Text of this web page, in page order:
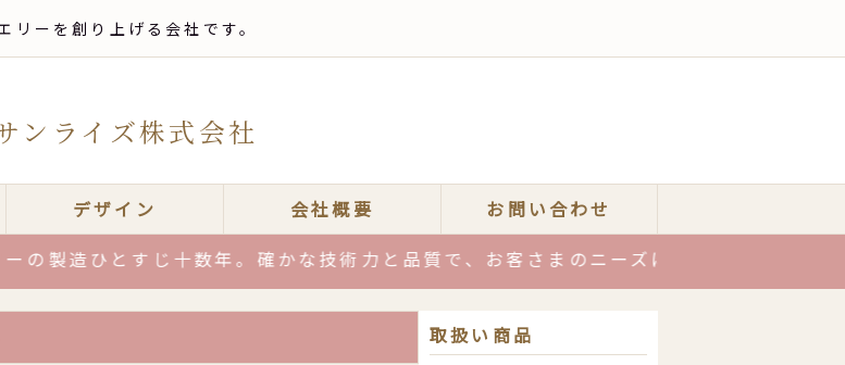
ーを創り上げる会社です。
ンライズ株式会社
デザイン 会社概要
お問い合わせ
ひとすじ十数年。確かな技術力と品質で、お客さまのニーズにお応えします！お気軽に
取扱い商品